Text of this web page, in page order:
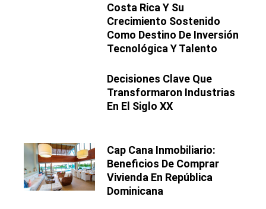
Costa Rica Y Su
Crecimiento Sostenido
Como Destino De Inversión
Tecnológica Y Talento
Decisiones Clave Que
Transformaron Industrias
En El Siglo XX
Cap Cana Inmobiliario:
Beneficios De Comprar
Vivienda En República
Dominicana